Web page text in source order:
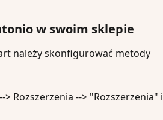
w swoim sklepie
należy skonfigurować metody
Rozszerzenia --> "Rozszerzenia" i